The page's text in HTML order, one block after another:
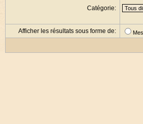
Catégorie:
Afficher les résultats sous forme de: